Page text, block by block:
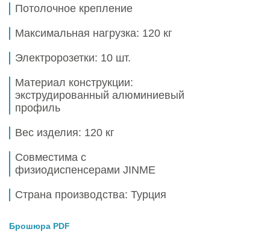
Потолочное крепление
Максимальная нагрузка: 120 кг
Электророзетки: 10 шт.
Материал конструкции:
экструдированный алюминиевый
профиль
Вес изделия: 120 кг
Совместима с
физиодиспенсерами JINME
Страна производства: Турция
Брошюра PDF